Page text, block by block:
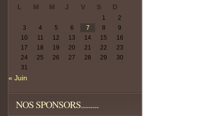
L M M J V S D
1
2
3
4 5 6 7 8
9
10
11 12 13 14 15
16
17
18 19 20 21 22
23
24
25 26 27 28 29
30
31
« Juin
NOS SPONSORS.........